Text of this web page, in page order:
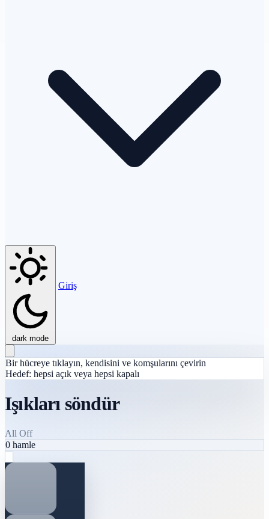
dark mode
Giriş
Bir hücreye tıklayın, kendisini ve komşularını çevirin
Hedef: hepsi açık veya hepsi kapalı
Işıkları söndür
All Off
0 hamle